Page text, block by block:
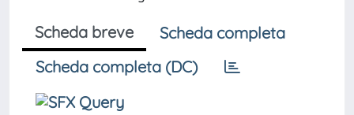
Scheda breve
Scheda completa
Scheda completa (DC)